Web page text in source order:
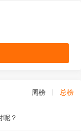
周榜 总榜
呢？